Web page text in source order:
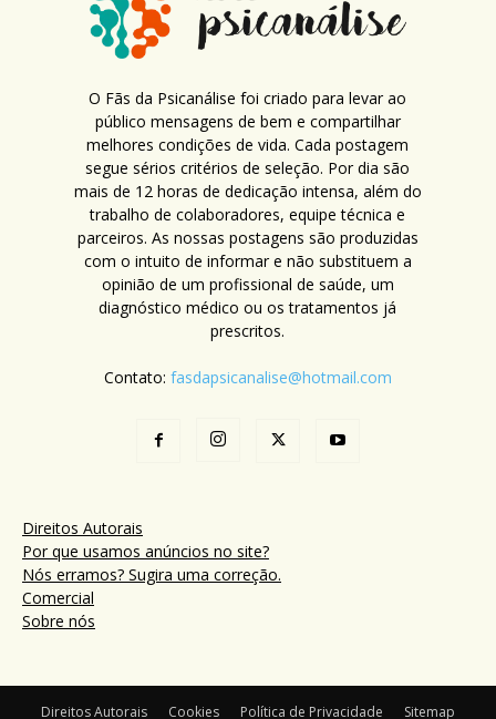
O Fãs da Psicanálise foi criado para levar ao
público mensagens de bem e compartilhar
melhores condições de vida. Cada postagem
segue sérios critérios de seleção. Por dia são
mais de 12 horas de dedicação intensa, além do
trabalho de colaboradores, equipe técnica e
parceiros. As nossas postagens são produzidas
com o intuito de informar e não substituem a
opinião de um profissional de saúde, um
diagnóstico médico ou os tratamentos já
prescritos.
Contato: fasdapsicanalise@hotmail.com
Direitos Autorais
Por que usamos anúncios no site?
Nós erramos? Sugira uma correção.
Comercial
Sobre nós
Direitos Autorais Cookies Política de Privacidade Sitemap